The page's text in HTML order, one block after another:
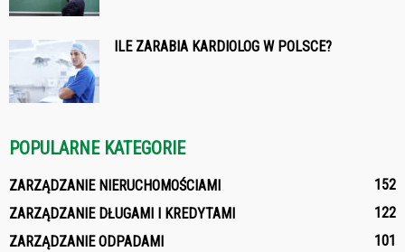
ILE ZARABIA KARDIOLOG W POLSCE?
POPULARNE KATEGORIE
ZARZĄDZANIE NIERUCHOMOŚCIAMI
152
ZARZĄDZANIE DŁUGAMI I KREDYTAMI
122
ZARZĄDZANIE ODPADAMI
101